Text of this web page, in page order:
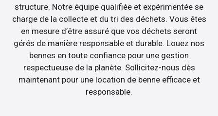
structure. Notre équipe qualifiée et expérimentée se
charge de la collecte et du tri des déchets. Vous êtes
en mesure d’être assuré que vos déchets seront
gérés de manière responsable et durable. Louez nos
bennes en toute confiance pour une gestion
respectueuse de la planète. Sollicitez-nous dès
maintenant pour une location de benne efficace et
responsable.